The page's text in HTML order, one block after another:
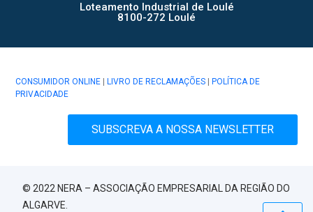
Loteamento Industrial de Loulé
8100-272 Loulé
CONSUMIDOR ONLINE LIVRO DE RECLAMAÇÕES
POLÍTICA DE
PRIVACIDADE
SUBSCREVA A NOSSA NEWSLETTER
© 2022 NERA – ASSOCIAÇÃO EMPRESARIAL DA REGIÃO DO
ALGARVE.